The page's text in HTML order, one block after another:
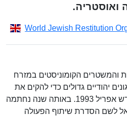
ואוסטריה.
World Jewish Restitution
והמשטרים הקומוניסטים במזרח
יהודיים גדולים כדי להקים את
הארגון. הוא החל לפעול בחודש אפריל 1993. באותה שנה נחתמה
לשם הסדרת שיתוף הפעולה